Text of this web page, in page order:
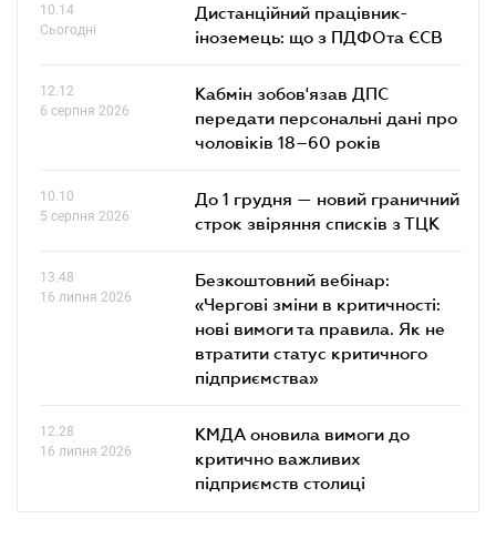
10.14
Сьогодні
Дистанційний працівник-
іноземець: що з ПДФОта ЄСВ
12.12
6 серпня 2026
Кабмін зобов'язав ДПС
передати персональні дані про
чоловіків 18–60 років
10.10
5 серпня 2026
До 1 грудня — новий граничний
строк звіряння списків з ТЦК
13.48
16 липня 2026
Безкоштовний вебінар:
«Чергові зміни в критичності:
нові вимоги та правила. Як не
втратити статус критичного
підприємства»
12.28
16 липня 2026
КМДА оновила вимоги до
критично важливих
підприємств столиці